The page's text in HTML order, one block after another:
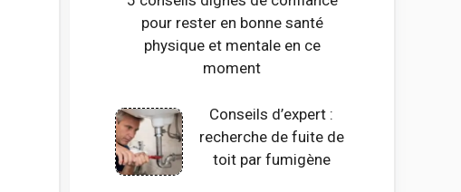
pour rester en bonne santé
physique et mentale en ce
moment
Conseils d’expert :
recherche de fuite de
toit par fumigène